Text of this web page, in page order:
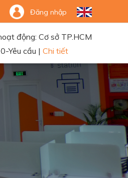
Đăng nhập
động: Cơ sở TP.HCM
Yêu cầu | Chi tiết